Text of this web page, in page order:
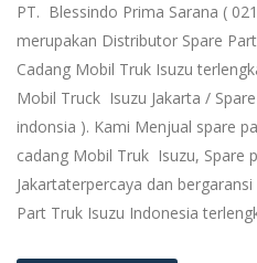
PT. Blessindo Prima Sarana (
merupakan Distributor Spare
Cadang Mobil Truk Isuzu
Mobil Truck Isuzu Jakarta /
indonsia ). Kami Menjual spare
cadang Mobil Truk Isuzu, Spare
Jakartaterpercaya dan
Part Truk Isuzu Indonesia